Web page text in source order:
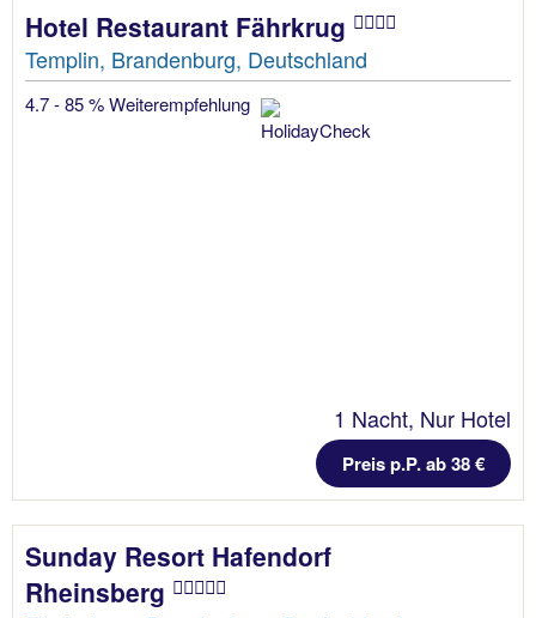
Hotel Restaurant Fährkrug
Templin, Brandenburg, Deutschland
4.7 - 85 % Weiterempfehlung
1 Nacht, Nur Hotel
Preis p.P. ab 38 €
Sunday Resort Hafendorf
Rheinsberg